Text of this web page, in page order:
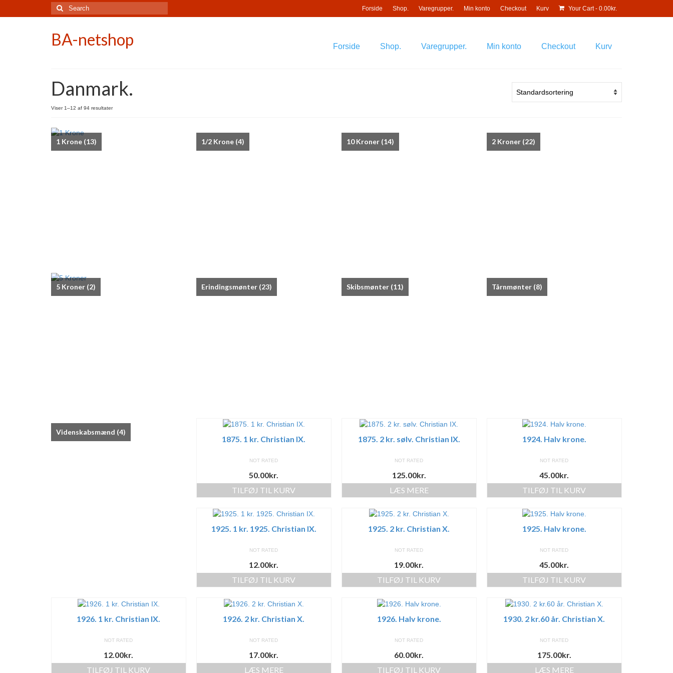
Forside Shop. Varegrupper. Min konto Checkout Kurv Your Cart- 0.00kr.
Search
for:
BA-netshop Forside Shop. Varegrupper. Min konto Checkout Kurv
Danmark.
Viser 1–12 af 94 resultater
1 Krone (13) 1/2 Krone (4) 10 Kroner (14) 2 Kroner (22)
5 Kroner (2) Erindingsmønter (23) Skibsmønter (11) Tårnmønter (8)
Videnskabsmænd (4)
1875. 1 kr. Christian IX.
NOT RATED
50.00kr.
TILFØJ TIL KURV
1875. 2 kr. sølv. Christian IX.
NOT RATED
125.00kr.
LÆS MERE
1924. Halv krone.
NOT RATED
45.00kr.
TILFØJ TIL KURV
1925. 1 kr. 1925. Christian IX.
NOT RATED
12.00kr.
TILFØJ TIL KURV
1925. 2 kr. Christian X.
NOT RATED
19.00kr.
TILFØJ TIL KURV
1925. Halv krone.
NOT RATED
45.00kr.
TILFØJ TIL KURV
1926. 1 kr. Christian IX.
NOT RATED
12.00kr.
TILFØJ TIL KURV
1926. 2 kr. Christian X.
NOT RATED
17.00kr.
LÆS MERE
1926. Halv krone.
NOT RATED
60.00kr.
TILFØJ TIL KURV
1930. 2 kr.60 år. Christian X.
NOT RATED
175.00kr.
LÆS MERE